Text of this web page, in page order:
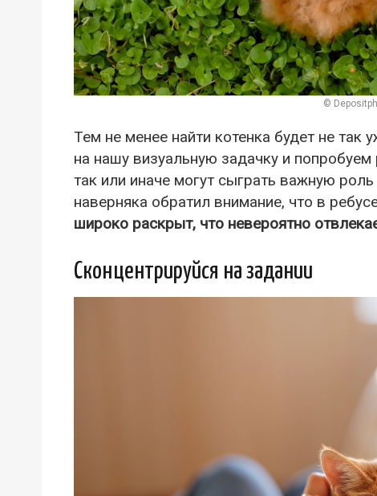
©
Тем не менее найти котенка будет не
на нашу визуальную задачку и
так или иначе могут сыграть важную
наверняка обратил внимание, что в
широко раскрыт, что невероятно
Сконцентрируйся на задании